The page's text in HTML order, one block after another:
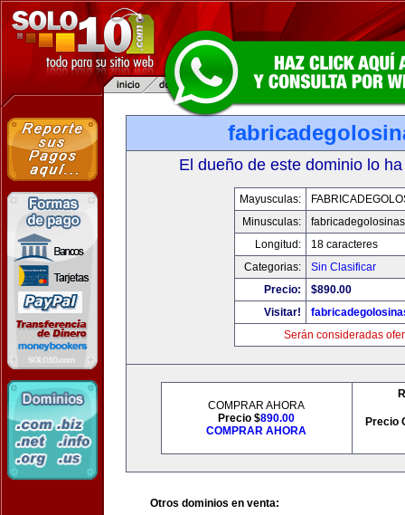
El dueño de este dominio lo
Mayusculas:
Minusculas:
Longitud:
18 caracteres
Categorias:
Sin Clasificar
Precio:
$890.00
Visitar!
Serán consideradas
COMPRAR AHORA
Precio $890.00
COMPRAR AHORA
Precio
Otros dominios en venta: